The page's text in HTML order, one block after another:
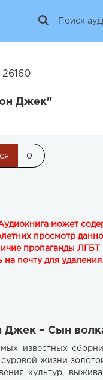
Джек"
0
может
просмотр
пропаганды ЛГБТ
почту для
Джек – Сын
известных
жизни
культур,